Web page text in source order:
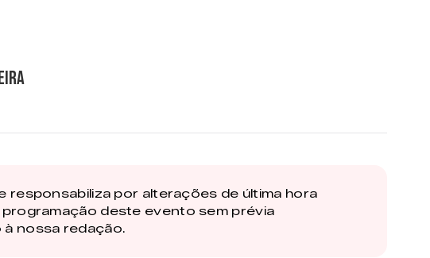
responsabiliza por alterações de última hora
deste evento sem prévia
à nossa redação.